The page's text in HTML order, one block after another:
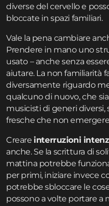
diverse del cervello e
bloccate in spazi familiari.
Vale la pena cambiare
Prendere in mano uno
usato – anche senza
aiutare. La non familiarità
diversamente riguardo
qualcuno di nuovo, che
musicisti di generi
fresche che non
Creare interruzioni
anche. Se la scrittura di
mattina potrebbe
per primi, iniziare invece
potrebbe sbloccare le
possono a volte portare a